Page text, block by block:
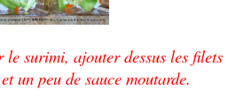
le surimi, ajouter dessus les filets
un peu de sauce moutarde.